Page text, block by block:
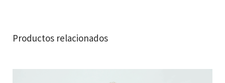
Productos relacionados